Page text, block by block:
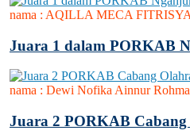
nama : AQILLA MECA
Juara 1 dalam PORKAB
nama : Dewi Nofika Ainnur
Juara 2 PORKAB